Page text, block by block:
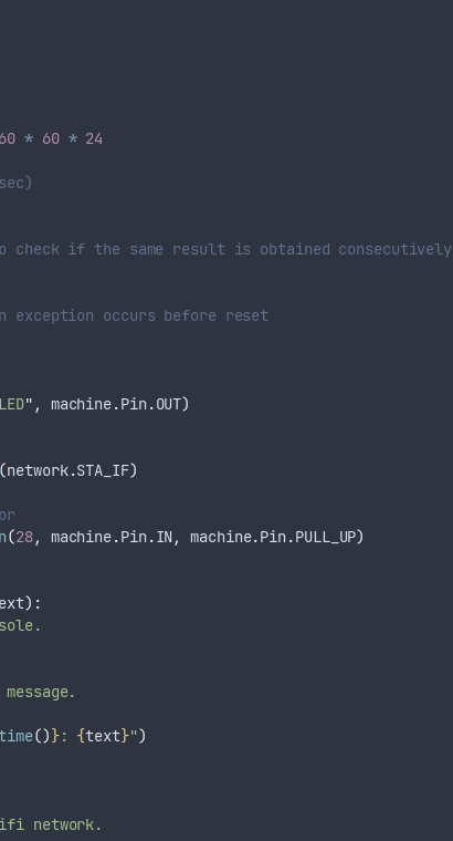
60 * 60 * 24
check if the same result is obtained consecutively
exception occurs before reset
LED" , machine.Pin.OUT)
(network.STA_IF)
(28, machine.Pin.IN, machine.Pin.PULL_UP)
):
message.
()}: {text}")
network.